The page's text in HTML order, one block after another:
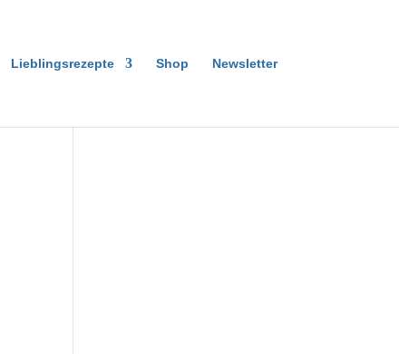
Lieblingsrezepte Shop Newsletter